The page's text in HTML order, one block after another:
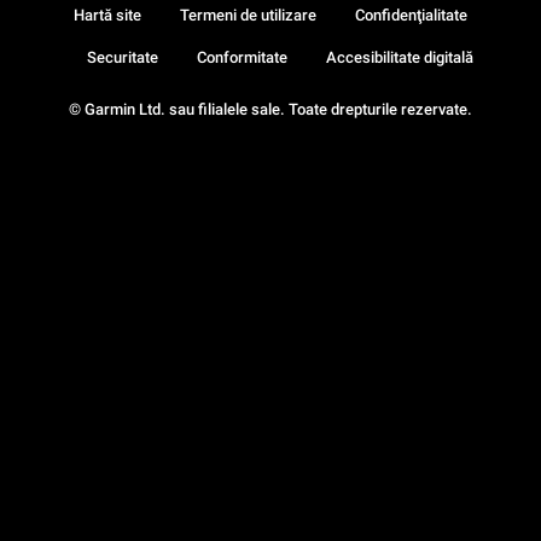
© Garmin Ltd. sau filialele sale. Toate drepturile rezervate.
Hartă site Termeni de utilizare Confidenţialitate
Securitate Conformitate Accesibilitate digitală